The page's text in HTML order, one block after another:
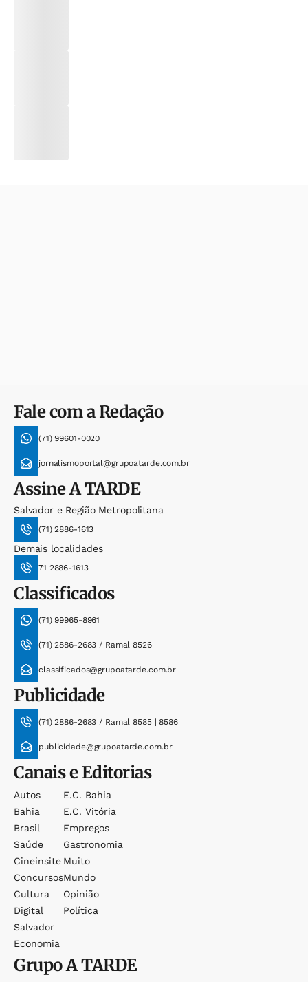
Fale com a Redação
(71) 99601-0020
jornalismoportal@grupoatarde.com.br
AssineA TARDE
Salvador e Região Metropolitana
(71) 2886-1613
Demais localidades
71 2886-1613
Classificados
(71) 99965-8961
(71) 2886-2683 / Ramal 8526
classificados@grupoatarde.com.br
Publicidade
(71) 2886-2683 / Ramal 8585 | 8586
publicidade@grupoatarde.com.br
Canais e Editorias
Autos
Bahia
Brasil
Saúde
Cineinsite
Concursos
Cultura
Digital
Salvador
Economia
E.c. Bahia
E.c. Vitória
Empregos
Gastronomia
Muito
Mundo
Opinião
Política
GrupoA TARDE